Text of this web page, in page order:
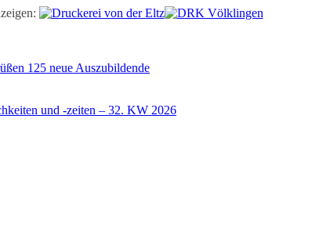
125 neue Auszubildende
und -zeiten – 32. KW 2026